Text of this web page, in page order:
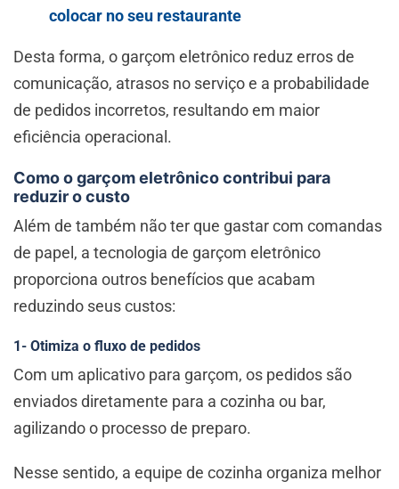
colocar no seu restaurante
Desta forma, o garçom eletrônico reduz erros de
comunicação, atrasos no serviço e a probabilidade
de pedidos incorretos, resultando em maior
eficiência operacional.
Como o garçom eletrônico contribui para
reduzir o custo
Além de também não ter que gastar com comandas
de papel, a tecnologia de garçom eletrônico
proporciona outros benefícios que acabam
reduzindo seus custos:
1- Otimiza o fluxo de pedidos
Com um aplicativo para garçom, os pedidos são
enviados diretamente para a cozinha ou bar,
agilizando o processo de preparo.
Nesse sentido, a equipe de cozinha organiza melhor